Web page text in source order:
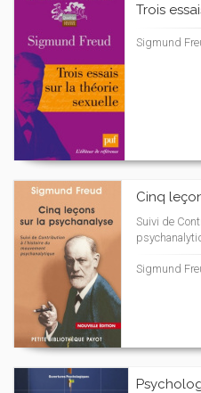
Trois
Sigmund
Cinq
Suivi de
Sigmund